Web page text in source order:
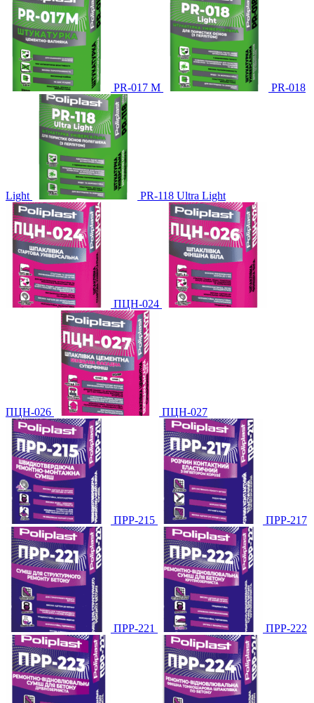
PR-017 М PR-018
Light PR-118 Ultra Light
ПЦН-024
ПЦН-026 ПЦН-027
ПРР-215 ПРР-217
ПРР-221 ПРР-222